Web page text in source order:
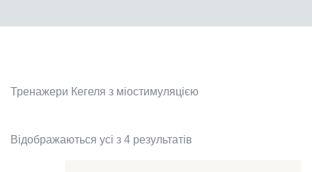
Тренажери Кегеля з міостимуляцією
Відображаються усі з 4 результатів